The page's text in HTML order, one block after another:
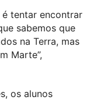
tentar encontrar
sabemos que
na Terra, mas
Marte”,
os alunos